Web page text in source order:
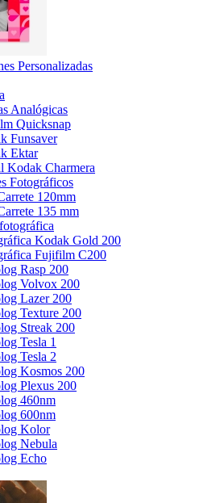
Personalizadas
Analógicas
Quicksnap
Funsaver
Ektar
Kodak Charmera
Fotográficos
120mm
135 mm
Kodak Gold 200
Fujifilm C200
Rasp 200
Volvox 200
Lazer 200
Texture 200
Streak 200
Tesla 1
Tesla 2
Kosmos 200
Plexus 200
460nm
600nm
Kolor
Nebula
Echo